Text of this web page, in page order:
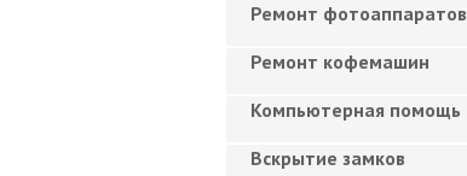
Ремонт фотоаппаратов
Ремонт кофемашин
Компьютерная помощь
Вскрытие замков